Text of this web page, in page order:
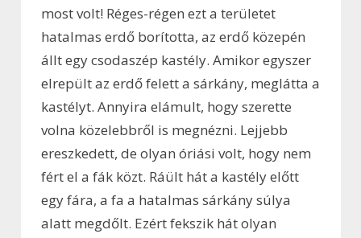
most volt! Réges-régen ezt a területet
hatalmas erdő borította, az erdő közepén
állt egy csodaszép kastély. Amikor egyszer
elrepült az erdő felett a sárkány, meglátta a
kastélyt. Annyira elámult, hogy szerette
volna közelebbről is megnézni. Lejjebb
ereszkedett, de olyan óriási volt, hogy nem
fért el a fák közt. Ráült hát a kastély előtt
egy fára, a fa a hatalmas sárkány súlya
alatt megdőlt. Ezért fekszik hát olyan